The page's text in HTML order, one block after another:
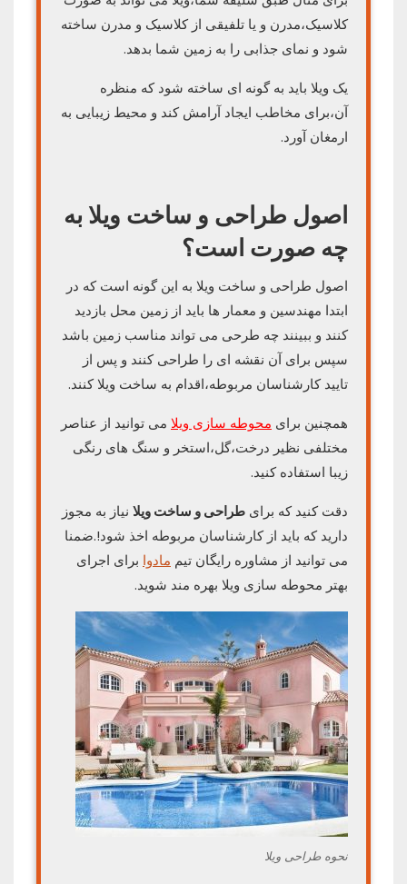
کلاسیک،مدرن و یا تلفیقی از کلاسیک و مدرن ساخته
شود و نمای جذابی را به زمین شما بدهد.
یک ویلا باید به گونه ای ساخته شود که منظره
آن،برای مخاطب ایجاد آرامش کند و محیط زیبایی به
ارمغان آورد.
اصول طراحی و ساخت ویلا به
چه صورت است؟
اصول طراحی و ساخت ویلا به این گونه است که در
ابتدا مهندسین و معمار ها باید از زمین محل بازدید
کنند و ببینند چه طرحی می تواند مناسب زمین باشد
سپس برای آن نقشه ای را طراحی کنند و پس از
تایید کارشناسان مربوطه،اقدام به ساخت ویلا کنند.
همچنین برای محوطه سازی ویلا می توانید از عناصر
مختلفی نظیر درخت،گل،استخر و سنگ های رنگی
زیبا استفاده کنید.
دقت کنید که برای طراحی و ساخت ویلا نیاز به مجوز
دارید که باید از کارشناسان مربوطه اخذ شود!.ضمنا
می توانید از مشاوره رایگان تیم مادوا برای اجرای
بهتر محوطه سازی ویلا بهره مند شوید.
نحوه طراحی ویلا